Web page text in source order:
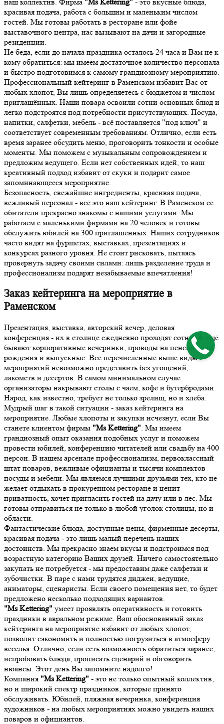
красивая подача, работа с большим и маленьким числом
гостей. Мы готовы работать в ресторане или фойе
выставочного центра, нас вызывают на дачи и загородные
резиденции.
Не беда, если до начала праздника осталось 24 часа и Вам не к
кому обратиться: мы имеем достаточное количество персонала
и быстро подготовимся к самому грандиозному мероприятию.
Профессиональный кейтеринг в Раменском избавит Вас от
любых хлопот, Вы лишь определяетесь с бюджетом и числом
приглашённых. Наши повара освоили сотни основных блюд и
легко подстроятся под потребности присутствующих. Посуда,
напитки, салфетки, мебель - всё поставляется "под ключ" и
соответствует современным требованиям. Отлично, если есть
время заранее обсудить меню, проговорить тонкости и особые
моменты. Мы поможем с музыкальным сопровождением и
предложим ведущего. Если нет собственных идей, то наш
креативный подход избавит от скуки и подарит самое
запоминающееся мероприятие.
Безопасность, свежайшие ингредиенты, красивая подача,
вежливый персонал - всё это наш кейтеринг. В Раменском её
обитатели прекрасно знакомы с нашими услугами. Мы
работаем с маленькими фирмами на 20 человек и готовы
обслужить юбилей на 300 приглашённых. Наших сотрудников
часто видят на фуршетах, выставках, презентациях и
конкурсах разного уровня. Не стоит рисковать, пытаясь
провернуть задачу своими силами: лишь разделение труда и
профессионализм подарят незабываемые впечатления!
Заказ кейтеринга на мероприятие в
Раменском
Презентация, выставка, авторский вечер, деловая
конференция - их в столице ежедневно проходят сотни. А ещё
бывают корпоративные вечеринки, проводы на пенсию, дни
рождения и выпускные. Все перечисленные выше виды
мероприятий невозможно представить без угощений,
лакомств и десертов. В самом минимальном случае
организаторы накрывают столы с чаем, кофе и бутербродами.
Народ, как известно, требует не только зрелищ, но и хлеба.
Мудрый шаг в такой ситуации - заказ кейтеринга на
мероприятие. Любые хлопоты и закупки исчезнут, если Вы
станете клиентом фирмы "Ms Kettering". Мы имеем
грандиозный опыт оказания подобных услуг и поможем
провести юбилей, конференцию читателей или свадьбу на 400
персон. В нашем арсенале профессионализм, первоклассный
штат поваров, вежливые официанты и тысячи комплектов
посуды и мебели. Мы являемся лучшими друзьями тех, кто не
желает отдыхать в прокуренном ресторане и ценит
приватность, хочет пригласить гостей на дачу или в лес. Мы
готовы отправиться не только в любой уголок столицы, но и
области.
Фантастические блюда, доступные цены, фирменные десерты,
красивая подача - это лишь малый перечень наших
достоинств. Мы прекрасно знаем вкусы и подстроимся под
возрастную категорию Ваших друзей. Ничего самостоятельно
закупать не потребуется - мы предоставим даже салфетки и
зубочистки. В паре с нами трудятся диджеи, ведущие,
аниматоры, сценаристы. Если своего помещения нет, то будет
предложено несколько подходящих вариантов.
"Ms Kettering" умеет проявлять оперативность и готовить
праздники в авральном режиме. Ваш обоснованный заказ
кейтеринга на мероприятие избавит от любых хлопот,
позволит сэкономить и полностью погрузиться в атмосферу
веселья. Отлично, если есть возможность обратиться заранее,
испробовать блюда, прописать сценарий и обговорить
нюансы. Этот день Вы запомните надолго!
Компания "Ms Kettering" - это не только опытный коллектив,
но и широкий спектр праздников, которые принято
обслуживать. Юбилей, пляжная вечеринка, конференция
художников - на любых мероприятиях можно увидеть наших
поваров и официантов.